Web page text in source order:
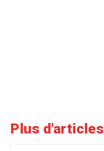
Plus d'articles